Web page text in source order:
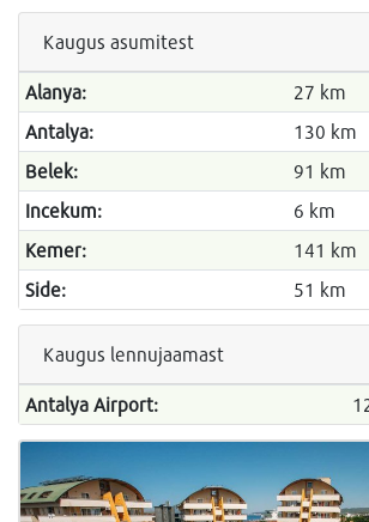
Kaugus asumitest
Alanya:
27 km
Antalya:
130 km
Belek:
91 km
Incekum:
6 km
Kemer:
141 km
Side:
51 km
Kaugus lennujaamast
Antalya Airport: